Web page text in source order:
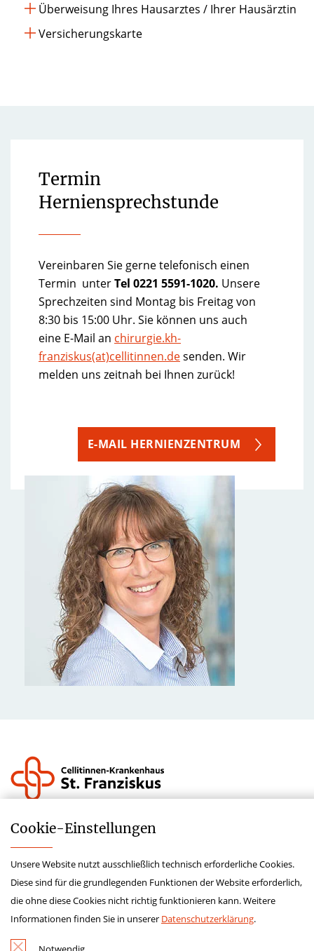
Überweisung Ihres Hausarztes / Ihrer Hausärztin
Versicherungskarte
Termin
Herniensprechstunde
Vereinbaren Sie gerne telefonisch einen
Termin unterTel 0221 5591-1020. Unsere
Sprechzeiten sind Montag bis Freitag von
8:30 bis 15:00 Uhr. Sie können uns auch
eine E-Mail an chirurgie.kh-
franziskus(at)cellitinnen.desenden. Wir
melden uns zeitnah bei Ihnen zurück!
E-MAIL HERNIENZENTRUM
Impressum
Lieferkettensorgfaltspflichtengesetz
Krankenhauszukunftsfonds
Hinweisgeberschutz
Kontakt
Cookie-­Einstellungen
Unsere Website nutzt ausschließlich technisch erforderliche Cookies.
Diese sind für die grundlegenden Funktionen der Website erforderlich,
die ohne diese Cookies nicht richtig funktionieren kann. Weitere
Informationen finden Sie in unserer Datenschutzerklärung.